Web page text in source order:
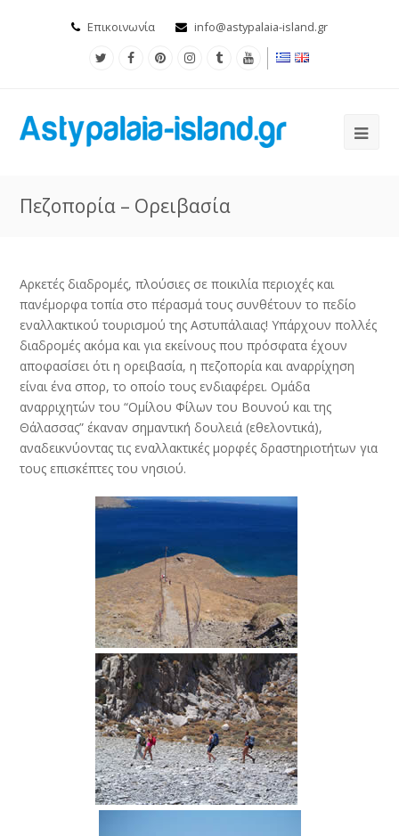
Επικοινωνία info@astypalaia-island.gr
Πεζοπορία – Ορειβασία
Αρκετές διαδρομές, πλούσιες σε ποικιλία περιοχές και
πανέμορφα τοπία στο πέρασμά τους συνθέτουν το πεδίο
εναλλακτικού τουρισμού της Αστυπάλαιας! Υπάρχουν πολλές
διαδρομές ακόμα και για εκείνους που πρόσφατα έχουν
αποφασίσει ότι η ορειβασία, η πεζοπορία και αναρρίχηση
είναι ένα σπορ, το οποίο τους ενδιαφέρει. Ομάδα
αναρριχητών του “Ομίλου Φίλων του Βουνού και της
Θάλασσας” έκαναν σημαντική δουλειά (εθελοντικά),
αναδεικνύοντας τις εναλλακτικές μορφές δραστηριοτήτων για
τους επισκέπτες του νησιού.